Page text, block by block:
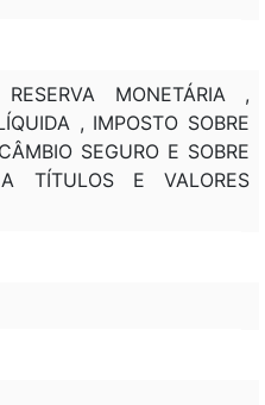
MONETÁRIA ,
, IMPOSTO SOBRE
SEGURO E SOBRE
A TÍTULOS E VALORES